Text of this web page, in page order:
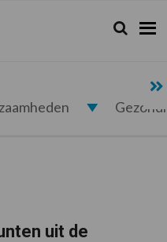
Zoeken...
Zoek
uit de